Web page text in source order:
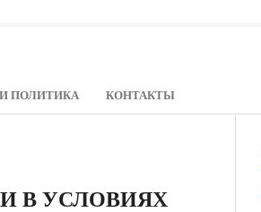
ПОЛИТИКА КОНТАКТЫ
В УСЛОВИЯХ